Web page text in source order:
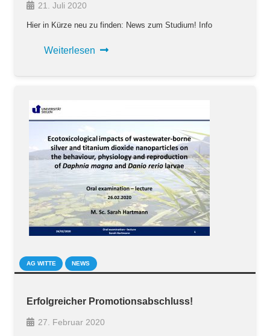
21. Juli 2020
Hier in Kürze neu zu finden: News zum Studium! Info
Weiterlesen
AG WITTE NEWS
Erfolgreicher Promotionsabschluss!
27. Februar 2020